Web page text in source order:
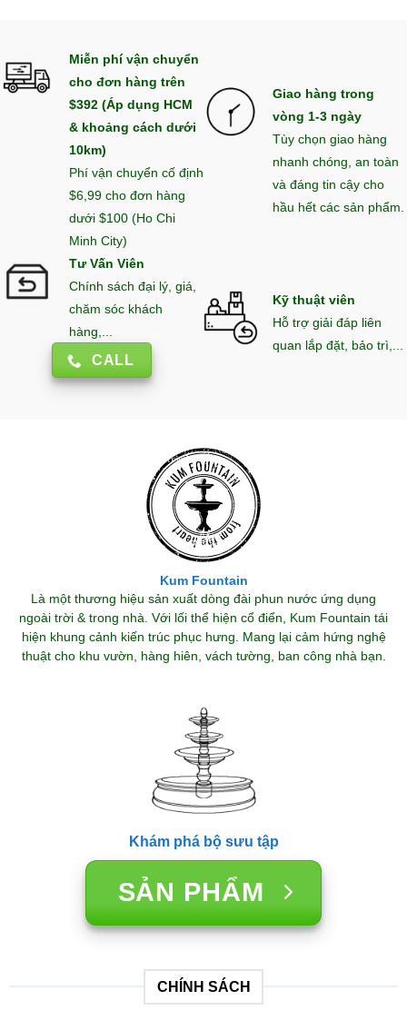
Miễn phí vận chuyển
cho đơn hàng trên
$392 (Áp dụng HCM
& khoảng cách dưới
10km)
Phí vận chuyển cố định
$6,99 cho đơn hàng
dưới $100 (Ho Chi
Minh City)
Giao hàng trong
vòng 1-3 ngày
Tùy chọn giao hàng
nhanh chóng, an toàn
và đáng tin cậy cho
hầu hết các sản phẩm.
Tư Vấn Viên
Chính sách đại lý, giá,
chăm sóc khách
hàng,...
CALL
Kỹ thuật viên
Hỗ trợ giải đáp liên
quan lắp đặt, bảo trì,...
Kum Fountain
Là một thương hiệu sản xuất dòng đài phun nước ứng dụng
ngoài trời & trong nhà. Với lối thể hiện cổ điển, Kum Fountain tái
hiện khung cảnh kiến trúc phục hưng. Mang lại cảm hứng nghệ
thuật cho khu vườn, hàng hiên, vách tường, ban công nhà bạn.
Khám phá bộ sưu tập
SẢN PHẨM
CHÍNH SÁCH